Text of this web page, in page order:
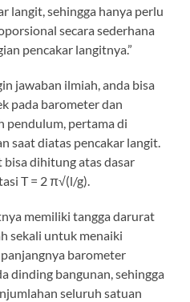
langit, sehingga hanya perlu
secara sederhana
pencakar langitnya.”
jawaban ilmiah, anda bisa
pada barometer dan
pendulum, pertama di
saat diatas pencakar langit.
dihitung atas dasar
T = 2 π√(l/g).
memiliki tangga darurat
sekali untuk menaiki
barometer
dinding bangunan, sehingga
seluruh satuan